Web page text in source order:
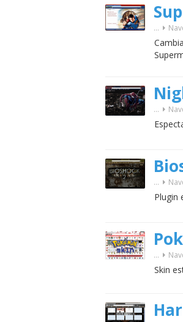
...
...
...
Plugin
...
Skin